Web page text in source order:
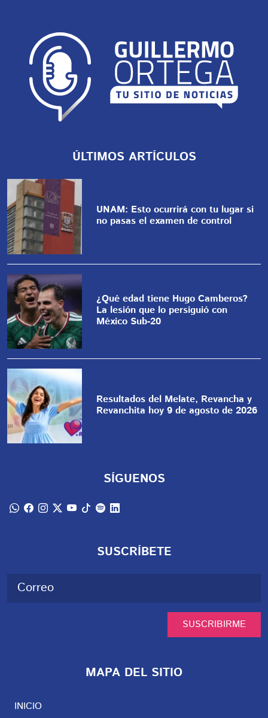
ÚLTIMOS ARTÍCULOS
UNAM: Esto ocurrirá con tu lugar si
no pasas el examen de control
¿Qué edad tiene Hugo Camberos?
La lesión que lo persiguió con
México Sub-20
Resultados del Melate, Revancha y
Revanchita hoy 9 de agosto de 2026
SÍGUENOS
SUSCRÍBETE
SUSCRIBIRME
MAPA DEL SITIO
INICIO